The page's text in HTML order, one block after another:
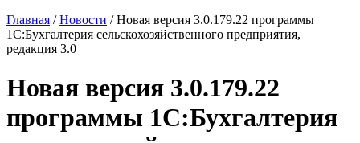
Главная /Новости /Новая версия 3.0.179.22 программы
1С:Бухгалтерия сельскохозяйственного предприятия,
редакция 3.0
Новая версия 3.0.179.22
программы 1С:Бухгалтерия